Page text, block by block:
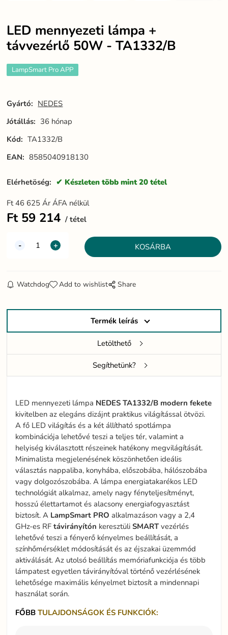
LED mennyezeti lámpa +
távvezérlő 50W - TA1332/B
LampSmart Pro APP
Gyártó: NEDES
Jótállás: 36 hónap
Kód: TA1332/B
EAN: 8585040918130
Elérhetöség: Készleten több mint 20 tétel
Ft46 625 Ár ÁFA nélkül
Ft 59 214 tétel
Watchdog Add to wishlist Share
Termék leírás
Letölthető
Segíthetünk?
LED mennyezeti lámpa NEDES TA1332/B modern fekete
kivitelben az elegáns dizájnt praktikus világítással ötvözi.
A fő LED világítás és a két állítható spotlámpa
kombinációja lehetővé teszi a teljes tér, valamint a
helyiség kiválasztott részeinek hatékony megvilágítását.
Minimalista megjelenésének köszönhetően ideális
választás nappaliba, konyhába, előszobába, hálószobába
vagy dolgozószobába. A lámpa energiatakarékos LED
technológiát alkalmaz, amely nagy fényteljesítményt,
hosszú élettartamot és alacsony energiafogyasztást
biztosít. A LampSmart PRO alkalmazáson vagy a 2,4
GHz-es RFtávirányítón keresztüliSMARTvezérlés
lehetővé teszi a fényerő kényelmes beállítását, a
színhőmérséklet módosítását és az éjszakai üzemmód
aktiválását. Az utolsó beállítás memóriafunkciója és több
lámpatest egyetlen távirányítóval történő vezérlésének
lehetősége maximális kényelmet biztosít a mindennapi
használat során.
FŐBB TULAJDONSÁGOK ÉS FUNKCIÓK: